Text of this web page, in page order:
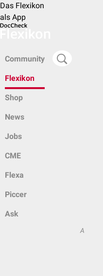
Das Flexikon
als App
Community
Flexikon
Shop
News
Jobs
CME
Flexa
Piccer
Ask
A